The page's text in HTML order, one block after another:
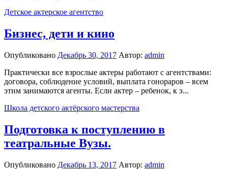
Детское актерское агентство
Бизнес, дети и кино
Опубликовано Декабрь 30, 2017 Автор: admin
Практически все взрослые актеры работают с агентствами:
договора, соблюдение условий, выплата гонораров – всем
этим занимаются агенты. Если актер – ребенок, к э...
Школа детского актёрского мастерства
Подготовка к поступлению в
театральные Вузы.
Опубликовано Декабрь 13, 2017 Автор: admin